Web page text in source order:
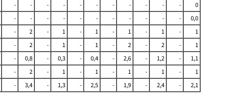
- - - - - - - - - - -
0
- - - - - - - - - - -
0,0
- 2 - 1 - 1 - 1 - 1 -
1
- 2 - 1 - 1 - 2 - 2 -
1
- 0,8 - 0,3 - 0,4 - 2,6 - 1,2 -
1,1
- 2 - 1 - 1 - 1 - 1 -
1
- 3,4 - 1,3 - 2,5 - 1,9 - 2,4 - 2,1